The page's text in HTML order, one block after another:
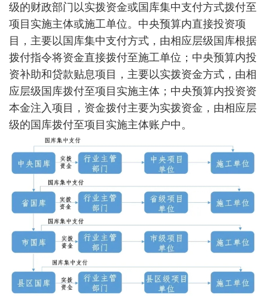
级的财政部门以实拨资金或国库集中支付方式拨付至
项目实施主体或施工单位。中央预算内直接投资项
目，主要以国库集中支付方式，由相应层级国库根据
拨付指令将资金直接拨付至施工单位；中央预算内投
资补助和贷款贴息项目，主要以实拨资金方式，由相
应层级国库拨付至项目实施主体；中央预算内投资资
本金注入项目，资金拨付主要为实拨资金，由相应层
级的国库拨付至项目实施主体账户中。